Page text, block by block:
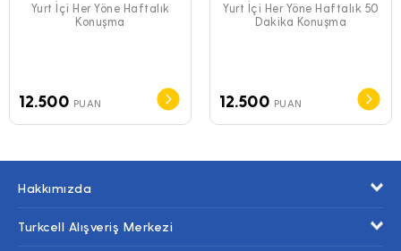
Yurt İçi Her Yöne Haftalık
Konuşma
12.500 PUAN
Yurt İçi Her Yöne Haftalık 50
Dakika Konuşma
12.500 PUAN
Hakkımızda
Turkcell Alışveriş Merkezi